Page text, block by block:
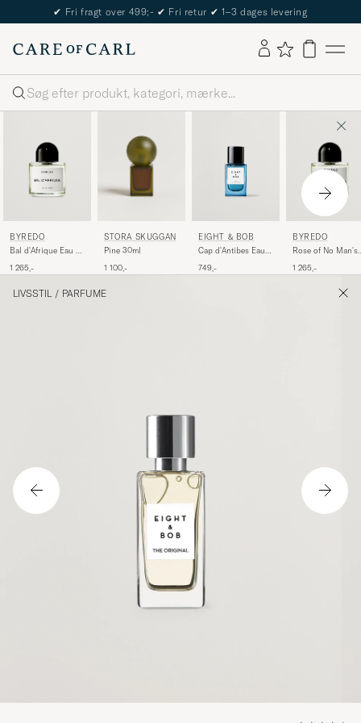
✔ Fri fragt over 499;- ✔ Fri retur ✔ 1–3 dages levering
Søg
BYREDO
Bal d'Afrique Eau de
1 265,-
STORA SKUGGAN
Pine 30ml
1 100,-
EIGHT & BOB
Cap d'Antibes Eau
749,-
BYREDO
Rose of No Man's
50ml
1 265,-
LIVSSTIL / PARFUME